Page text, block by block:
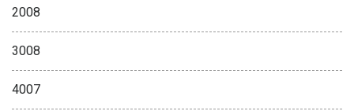
2008
3008
4007